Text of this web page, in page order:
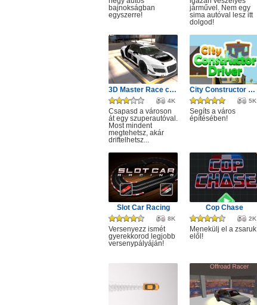
bajnokságban
egyszerre!
járművel. Nem egy
sima autóval lesz itt
dolgod!
3D Master Race city drift
4K
Csapasd a városon
át egy szuperautóval.
Most mindent
megtehetsz, akár
driftelhetsz...
City Constructor Driver 3D
5K
Segíts a város
építésében!
Slot Car Racing
8K
Versenyezz ismét
gyerekkorod legjobb
versenypályáján!
Cop Chase
2K
Menekülj el a zsaruk
elől!